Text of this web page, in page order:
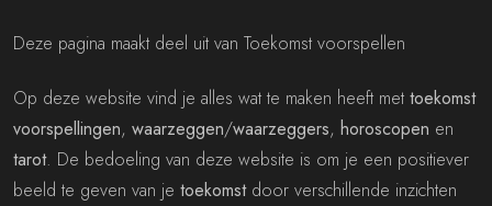
Deze pagina maakt deel uit van Toekomst voorspellen
Op deze website vind je alles wat te maken heeft met toekomst
voorspellingen, waarzeggen/waarzeggers, horoscopen en
tarot. De bedoeling van deze website is om je een positiever
beeld te geven van je toekomstdoor verschillende inzichten